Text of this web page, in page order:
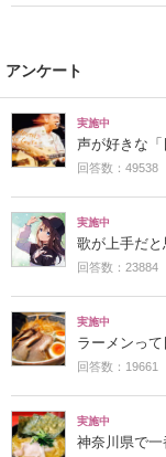
アンケート
実施中
声が好きな「
回答数：49538
実施中
歌が上手だと
回答数：23884
実施中
ラーメンっ
回答数：19661
実施中
神奈川県で